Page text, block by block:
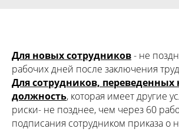
Для новых сотрудников- не
рабочих дней после заключения
Для сотрудников, переведенных
должность, которая имеет другие
риски- не позднее, чем через 60
подписания сотрудником приказа о